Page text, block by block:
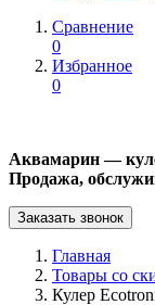
Сравнение
0
Избранное
0
Аквамарин —
Продажа,
Заказать звонок
Главная
Товары со
Кулер